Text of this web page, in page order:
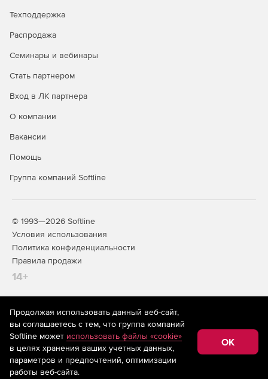
Техподдержка
Распродажа
Семинары и вебинары
Стать партнером
Вход в ЛК партнера
О компании
Вакансии
Помощь
Группа компаний Softline
© 1993—2026 Softline
Условия использования
Политика конфиденциальности
Правила продажи
14+
На информационном ресурсе store.softline.ru применяются
рекомендательные технологии(информационные технологии
предоставления информации на основе сбора,
систематизации и анализа сведений, относящихся к
предпочтениям пользователей сети «Интернет»,
находящихся на территории Российской Федерации)
Продолжая использовать данный веб-сайт,
вы соглашаетесь с тем, что группа компаний
Softline может использовать файлы «cookie»
в целях хранения ваших учетных данных,
параметров и предпочтений, оптимизации
работы веб-сайта.
OK